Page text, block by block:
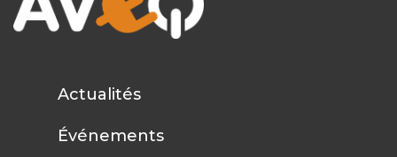
Actualités
Événements